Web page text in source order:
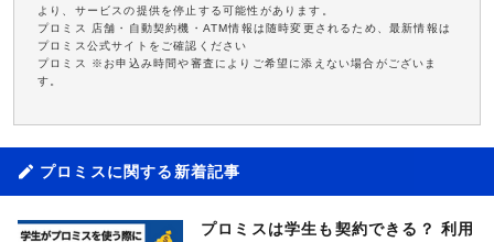
より、サービスの提供を停止する可能性があります。
プロミス 店舗・自動契約機・ATM情報は随時変更されるため、最新情報は
プロミス公式サイトをご確認ください
プロミス ※お申込み時間や審査によりご希望に添えない場合がございま
す。
プロミスに関する新着記事
プロミスは学生も契約できる？ 利用